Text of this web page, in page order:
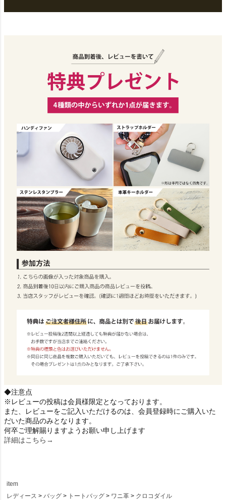
◆注意点
※レビューの投稿は会員様限定となっております。
また、レビューをご記入いただけるのは、会員登録時にご購入いた
だいた商品のみとなります。
何卒ご理解賜りますようお願い申し上げます
詳細はこちら→
item
レディース
バッグ トートバッグ ワニ革
クロコダイル